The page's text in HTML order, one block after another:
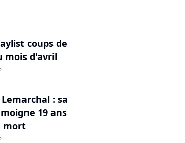
coups de
mois d'avril
: sa
19 ans
mort